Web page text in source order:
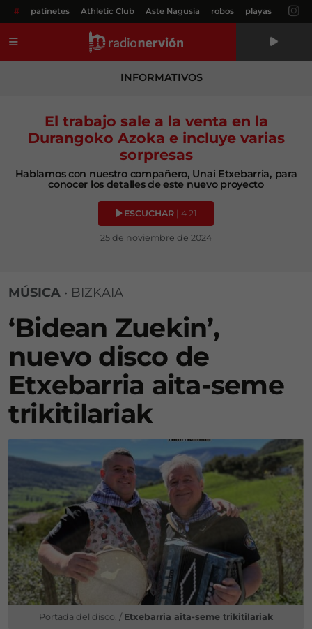
# patinetes Athletic Club Aste Nagusia robos playas
INFORMATIVOS
El trabajo sale a la venta en la
Durangoko Azoka e incluye varias
sorpresas
Hablamos con nuestro compañero, Unai Etxebarria, para
conocer los detalles de este nuevo proyecto
ESCUCHAR | 4:21
25 de noviembre de 2024
MÚSICA • BIZKAIA
‘Bidean Zuekin’,
nuevo disco de
Etxebarria aita-seme
trikitilariak
Portada del disco. / Etxebarria aita-seme trikitilariak